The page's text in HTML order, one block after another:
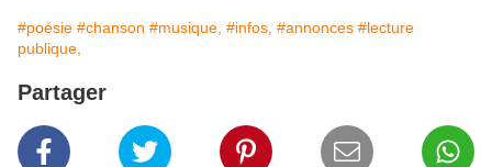
#poésie #chanson #musique, #infos, #annonces #lecture
publique,
Partager